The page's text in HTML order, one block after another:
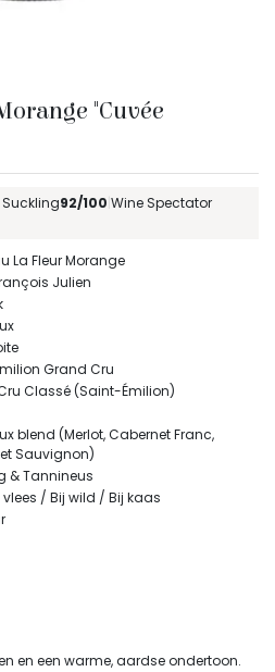
"Cuvée
92/100 Wine Spectator
La Fleur Morange
Julien
Grand Cru
Classé (Saint-Émilion)
blend (Merlot, Cabernet Franc,
Sauvignon)
& Tannineus
/ Bij wild / Bij kaas
en een warme, aardse ondertoon.